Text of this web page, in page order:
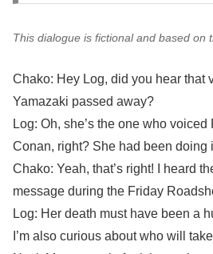
This dialogue is fictional and based on
Chako: Hey Log, did you hear that
Yamazaki passed away?
Log: Oh, she’s the one who
Conan, right? She had been doing
Chako: Yeah, that’s right! I heard
message during the Friday
Log: Her death must have been a
I’m also curious about who will